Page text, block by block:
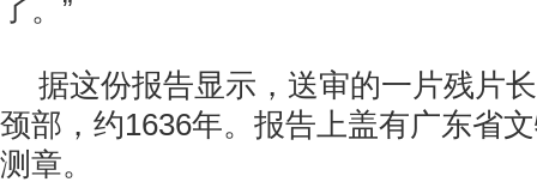
了。”
据这份报告显示，送审的一片残片
颈部，约1636年。报告上盖有广东省
测章。